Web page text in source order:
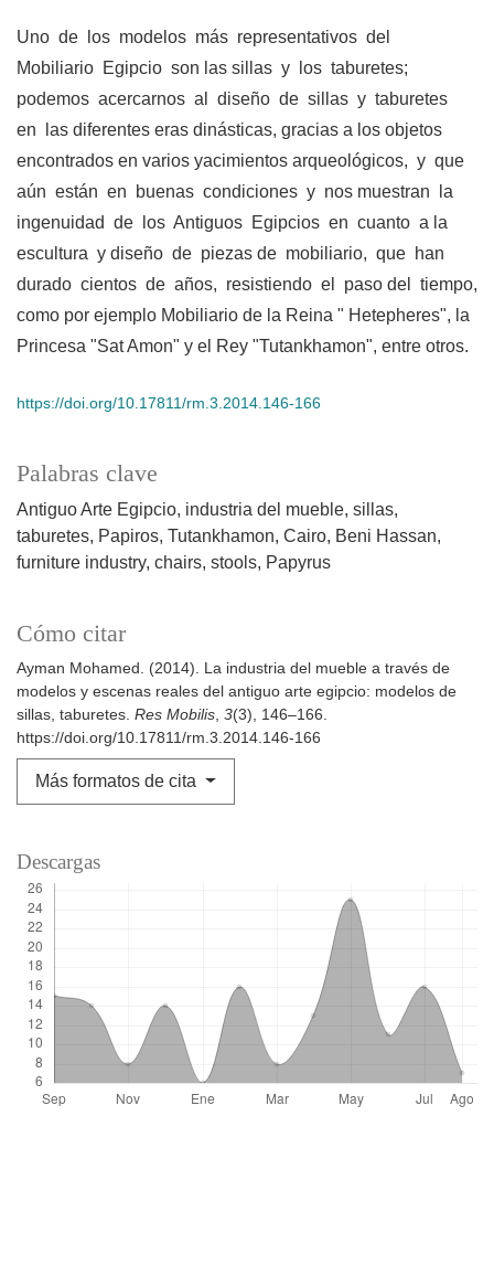
Palabras clave
Antiguo Arte Egipcio industria del mueble sillas
taburetes Papiros Tutankhamon Cairo Beni Hassan
furniture industry chairs stools Papyrus
Cómo citar
Ayman Mohamed. (2014). La industria del mueble a través de
modelos y escenas reales del antiguo arte egipcio: modelos de
sillas, taburetes. Res Mobilis, 3(3), 146–166.
https://doi.org/10.17811/rm.3.2014.146-166
Más formatos de cita
Uno de los modelos más representativos del
Mobiliario Egipcio son las sillas y los taburetes;
podemos acercarnos al diseño de sillas y taburetes
en las diferentes eras dinásticas, gracias a los objetos
encontrados en varios yacimientos arqueológicos, y que
aún están en buenas condiciones y nos muestran la
ingenuidad de los Antiguos Egipcios en cuanto a la
escultura y diseño de piezas de mobiliario, que han
durado cientos de años, resistiendo el paso del tiempo,
como por ejemplo Mobiliario de la Reina " Hetepheres", la
Princesa "Sat Amon" y el Rey "Tutankhamon", entre otros.
https://doi.org/10.17811/rm.3.2014.146-166
Descargas